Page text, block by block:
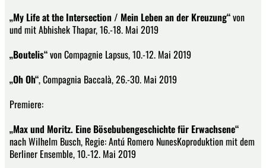
„My Life at the Intersection / Mein Leben an der Kreuzung“von
und mit Abhishek Thapar, 16.-18. Mai 2019
„Boutelis“von Compagnie Lapsus, 10.-12. Mai 2019
„Oh Oh“, Compagnia Baccalà, 26.-30. Mai 2019
Premiere:
„Max und Moritz. Eine Bösebubengeschichte für Erwachsene“
nach Wilhelm Busch, Regie: Antú Romero NunesKoproduktion mit dem
Berliner Ensemble, 10.-12. Mai 2019